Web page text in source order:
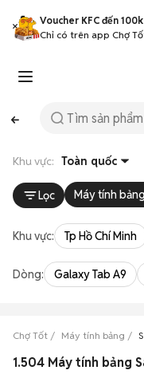
Voucher KFC đến 100k
Chỉ có trên app Chợ
Khu vực: Toàn quốc
Lọc Máy tính bảng
Khu vực: Tp Hồ Chí Minh
Dòng: Galaxy Tab A9
Chợ Tốt Máy tính bảng
1.504 Máy tính bảng